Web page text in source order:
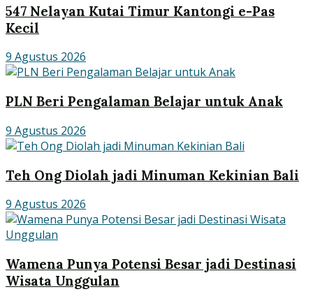
547 Nelayan Kutai Timur Kantongi e-Pas
Kecil
9 Agustus 2026
PLN Beri Pengalaman Belajar untuk Anak
9 Agustus 2026
Teh Ong Diolah jadi Minuman Kekinian Bali
9 Agustus 2026
Wamena Punya Potensi Besar jadi Destinasi
Wisata Unggulan